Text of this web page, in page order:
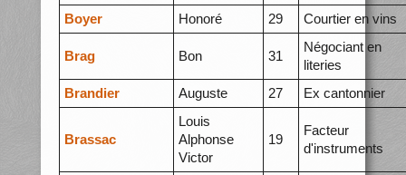
Boyer
Honoré 29 Courtier en vins
Brag Bon 31
Négociant en
literies
Brandier
Auguste 27 Ex cantonnier
Brassac
Louis
Alphonse
Victor
19
Facteur
d'instruments